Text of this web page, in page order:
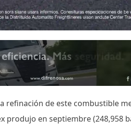
refinación de este combustible
produjo en septiembre (248,958